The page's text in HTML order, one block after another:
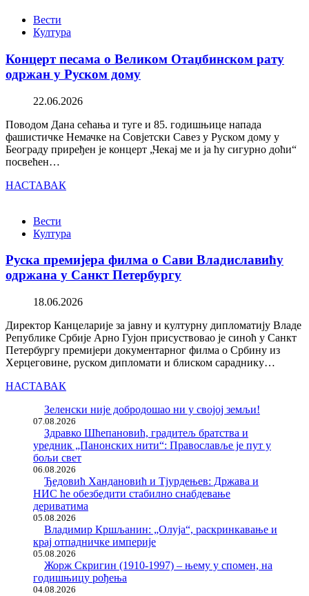
Вести
Култура
Концерт песама о Великом Отаџбинском рату
одржан у Руском дому
22.06.2026
Поводом Дана сећања и туге и 85. годишњице напада
фашистичке Немачке на Совјетски Савез у Руском дому у
Београду приређен је концерт „Чекај ме и ја ћу сигурно доћи“
посвећен…
НАСТАВАК
Вести
Култура
Руска премијера филма о Сави Владиславићу
одржана у Санкт Петербургу
18.06.2026
Директор Канцеларије за јавну и културну дипломатију Владе
Републике Србије Арно Гујон присуствовао је синоћ у Санкт
Петербургу премијери документарног филма о Србину из
Херцеговине, руском дипломати и блиском сараднику…
НАСТАВАК
Зеленски није добродошао ни у својој земљи!
07.08.2026
Здравко Шћепановић, градитељ братства и
уредник „Панонских нити“: Православље је пут у
бољи свет
06.08.2026
Ђедовић Хандановић и Тјурдењев: Држава и
НИС ће обезбедити стабилно снабдевање
дериватима
05.08.2026
Владимир Кршљанин: „Олуја“, раскринкавање и
крај отпадничке империје
05.08.2026
Жорж Скригин (1910-1997) – њему у спомен, на
годишњицу рођења
04.08.2026